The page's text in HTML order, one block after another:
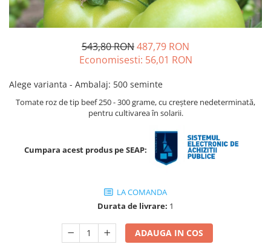
Ridichi
Salata
Tomate
Varza
543,80 RON487,79 RON
Economisesti: 56,01 RON
Alege varianta - Ambalaj: 500 seminte
Tomate roz de tip beef 250 - 300 grame, cu creștere nedeterminată,
pentru cultivarea în solarii.
Cumpara acest produs pe SEAP:
LA COMANDA
Durata de livrare: 1
ADAUGA IN COS